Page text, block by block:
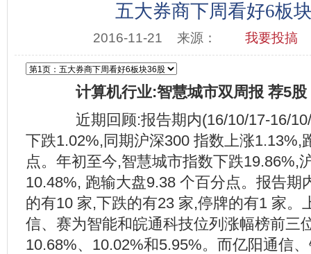
五大券商下周看好6板
2016-11-21 来源： 我要投搞
计算机行业:智慧城市双周报 荐5股
近期回顾:报告期内(16/10/17-16/10/
下跌1.02%,同期沪深300 指数上涨1.13%,
点。年初至今,智慧城市指数下跌19.86%,
10.48%, 跑输大盘9.38 个百分点。报告期
的有10 家,下跌的有23 家,停牌的有1 家。
信、赛为智能和皖通科技位列涨幅榜前三
10.68%、10.02%和5.95%。而亿阳通信